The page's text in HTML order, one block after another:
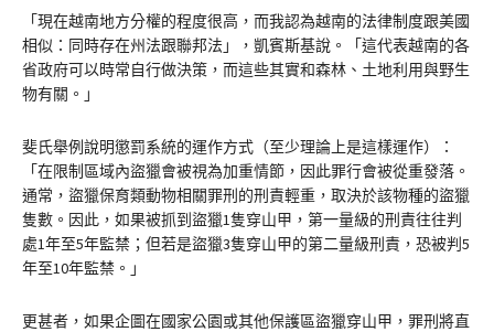
「現在越南地方分權的程度很高，而我認為越南的法律制度跟美國
相似：同時存在州法跟聯邦法」，凱賓斯基說。「這代表越南的各
省政府可以時常自行做決策，而這些其實和森林、土地利用與野生
物有關。」
斐氏舉例說明懲罰系統的運作方式（至少理論上是這樣運作）：
「在限制區域內盜獵會被視為加重情節，因此罪行會被從重發落。
通常，盜獵保育類動物相關罪刑的刑責輕重，取決於該物種的盜獵
隻數。因此，如果被抓到盜獵1隻穿山甲，第一量級的刑責往往判
處1年至5年監禁；但若是盜獵3隻穿山甲的第二量級刑責，恐被判5
年至10年監禁。」
更甚者，如果企圖在國家公園或其他保護區盜獵穿山甲，罪刑將直